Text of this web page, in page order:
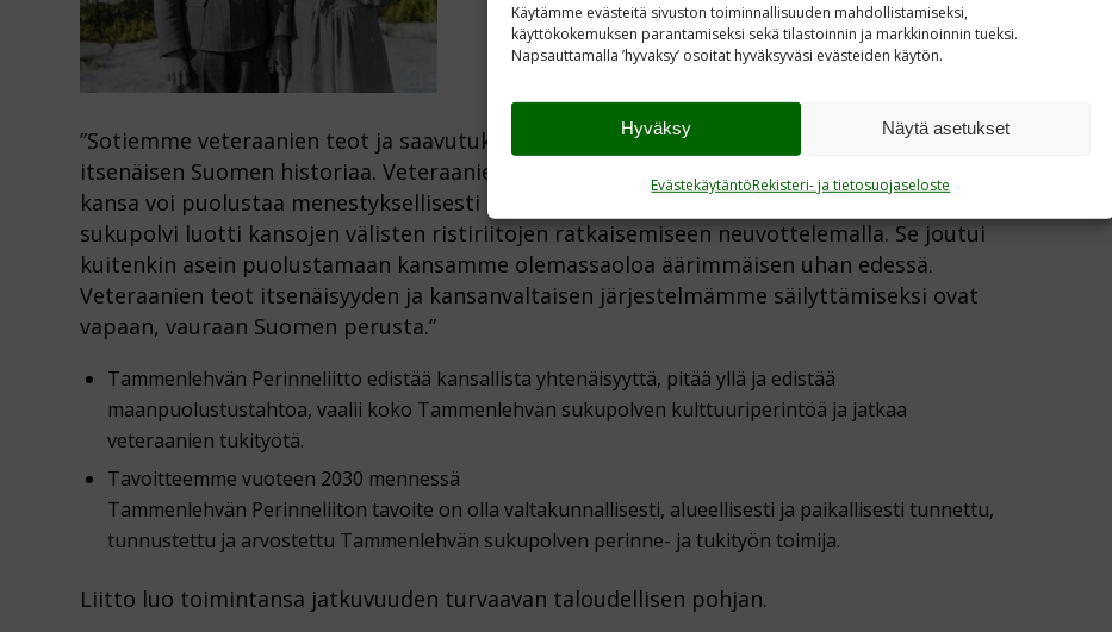
Käytämme evästeitä sivuston toiminnallisuuden mahdollistamiseksi,
käyttökokemuksen parantamiseksi sekä tilastoinnin ja markkinoinnin tueksi.
Napsauttamalla ’hyvaksy’ osoitat hyväksyväsi evästeiden käytön.
Hyväksy Näytä asetukset
EvästekäytäntöRekisteri- ja tietosuojaseloste
”Sotiemme veteraanien teot ja saavutukset sodan ja rauhan aikana ovat arvokas osa
itsenäisen Suomen historiaa. Veteraanien sanoma tuleville sukupolville on, että pienikin
kansa voi puolustaa menestyksellisesti itsenäisyyttään ja vapauttaan. Sotiemme aikainen
sukupolvi luotti kansojen välisten ristiriitojen ratkaisemiseen neuvottelemalla. Se joutui
kuitenkin asein puolustamaan kansamme olemassaoloa äärimmäisen uhan edessä.
Veteraanien teot itsenäisyyden ja kansanvaltaisen järjestelmämme säilyttämiseksi ovat
vapaan, vauraan Suomen perusta.”
Tammenlehvän Perinneliitto edistää kansallista yhtenäisyyttä, pitää yllä ja edistää
maanpuolustustahtoa, vaalii koko Tammenlehvän sukupolven kulttuuriperintöä ja jatkaa
veteraanien tukityötä.
Tavoitteemme vuoteen 2030 mennessä
Tammenlehvän Perinneliiton tavoite on olla valtakunnallisesti, alueellisesti ja paikallisesti tunnettu,
tunnustettu ja arvostettu Tammenlehvän sukupolven perinne- ja tukityön toimija.
Liitto luo toimintansa jatkuvuuden turvaavan taloudellisen pohjan.